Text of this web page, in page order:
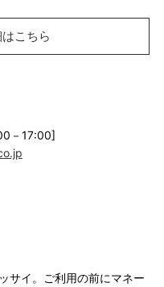
こちら
－17:00]
サイ。ご利用の前にマネー